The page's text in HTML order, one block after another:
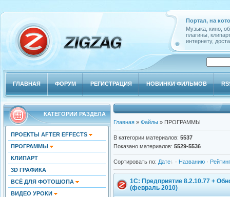
Портал, на
Музыка, кино,
плагины,
интернету,
ГЛАВНАЯ ФОРУМ РЕГИСТРАЦИЯ НОВИНКИ ФИЛЬМОВ
КАТЕГОРИИ РАЗДЕЛА
ПРОЕКТЫ AFTER EFFECTS
ПРОГРАММЫ
КЛИПАРТ
3D ГРАФИКА
ВСЁ ДЛЯ ФОТОШОПА
ВИДЕО УРОКИ
Главная » Файлы » ПРОГРАММЫ
В категории материалов: 5537
Показано материалов: 5529-5536
Сортировать по: Дате · Названию ·
1С: Предприятие 8.2.10.77 +
(февраль 2010)